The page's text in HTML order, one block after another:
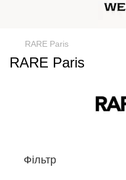
RARE Paris
RARE Paris
Фільтр